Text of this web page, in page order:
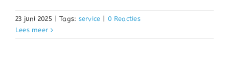
23 juni 2025 | Tags: service | 0 Reacties
Lees meer